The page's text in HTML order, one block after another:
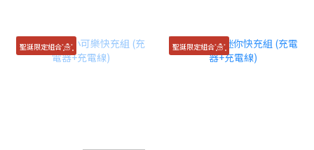
聖誕限定組合˟͙☃˟͙ 聖誕限定組合˟͙☃˟͙